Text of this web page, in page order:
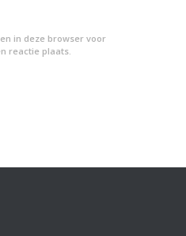
in deze browser voor
reactie plaats.